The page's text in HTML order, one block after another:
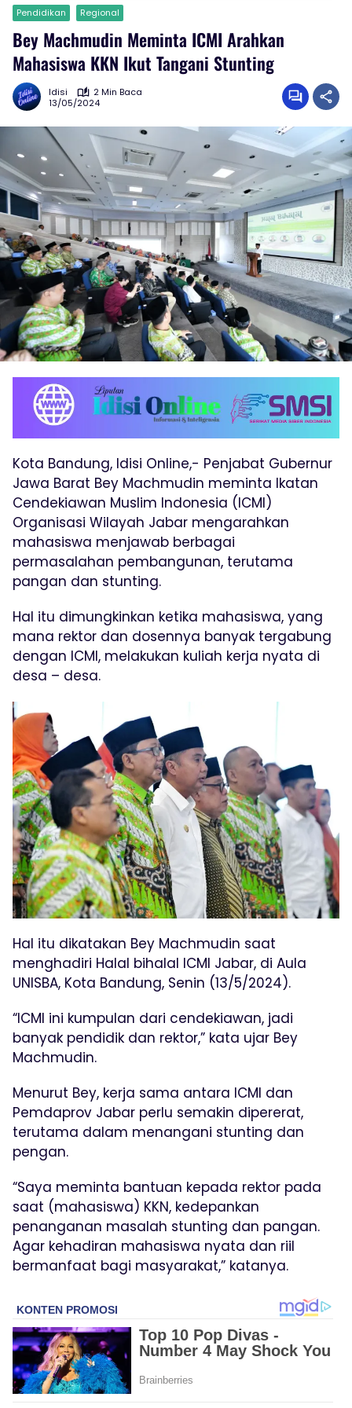
Pendidikan Regional
Bey Machmudin Meminta ICMI Arahkan
Mahasiswa KKN Ikut Tangani Stunting
Idisi
2 Min Baca
13/05/2024
Kota Bandung, Idisi Online,- Penjabat Gubernur
Jawa Barat Bey Machmudin meminta Ikatan
Cendekiawan Muslim Indonesia (ICMI)
Organisasi Wilayah Jabar mengarahkan
mahasiswa menjawab berbagai
permasalahan pembangunan, terutama
pangan dan stunting.
Hal itu dimungkinkan ketika mahasiswa, yang
mana rektor dan dosennya banyak tergabung
dengan ICMI, melakukan kuliah kerja nyata di
desa – desa.
Hal itu dikatakan Bey Machmudin saat
menghadiri Halal bihalal ICMI Jabar, di Aula
UNISBA, Kota Bandung, Senin (13/5/2024).
“ICMI ini kumpulan dari cendekiawan, jadi
banyak pendidik dan rektor,” kata ujar Bey
Machmudin.
Menurut Bey, kerja sama antara ICMI dan
Pemdaprov Jabar perlu semakin dipererat,
terutama dalam menangani stunting dan
pengan.
“Saya meminta bantuan kepada rektor pada
saat (mahasiswa) KKN, kedepankan
penanganan masalah stunting dan pangan.
Agar kehadiran mahasiswa nyata dan riil
bermanfaat bagi masyarakat,” katanya.